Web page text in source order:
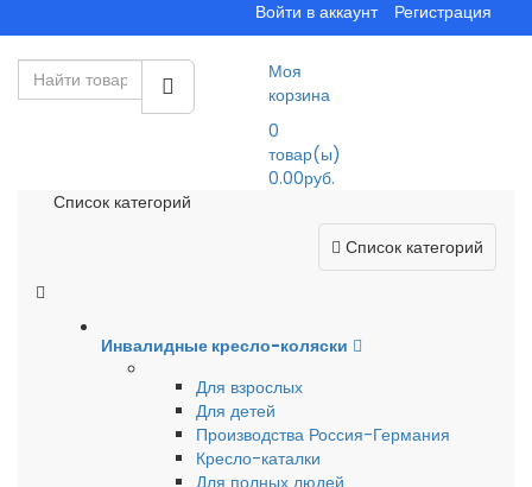
Войти в аккаунт Регистрация
Моя
корзина
0
товар(ы)
0.00руб.
Список категорий
Список категорий
Инвалидные кресло-коляски
Для взрослых
Для детей
Производства Россия-Германия
Кресло-каталки
Для полных людей